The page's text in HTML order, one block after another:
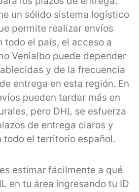
un sólido sistema logístico
permite realizar envíos
todo el país, el acceso a
Venialbo puede depender
y de la frecuencia
entrega en esta región. En
pueden tardar más en
pero DHL se esfuerza
de entrega claros y
todo el territorio español.
estimar fácilmente a qué
en tu área ingresando tu ID